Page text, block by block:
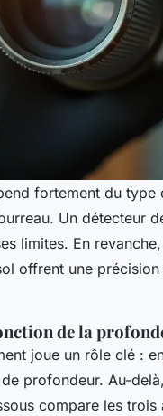
fortement du
Un détecteur
limites. En
offrent une
de la
joue un rôle clé :
de profondeur. Au-
compare les